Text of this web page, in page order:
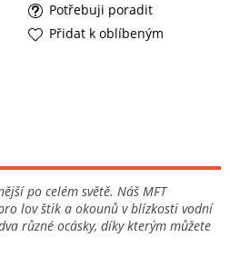
Potřebuji poradit
Přidat k oblíbeným
po celém světě. Náš MFT
lov štik a okounů v blízkosti vodní
různé ocásky, díky kterým můžete